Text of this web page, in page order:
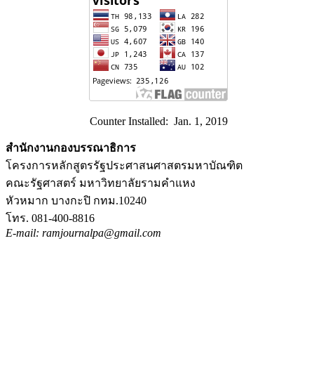
Counter Installed: Jan. 1, 2019
สำนักงานกองบรรณาธิการ
โครงการหลักสูตรรัฐประศาสนศาสตรมหาบัณฑิต
คณะรัฐศาสตร์ มหาวิทยาลัยรามคำแหง
หัวหมาก บางกะปิ กทม.10240
โทร. 081-400-8816
E-mail: ramjournalpa@gmail.com